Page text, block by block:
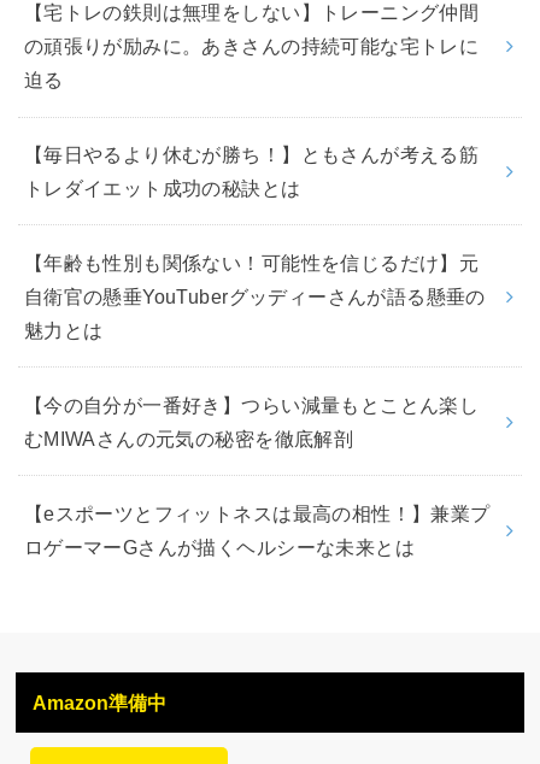
【宅トレの鉄則は無理をしない】トレーニング仲間
の頑張りが励みに。あきさんの持続可能な宅トレに
迫る
【毎日やるより休むが勝ち！】ともさんが考える筋
トレダイエット成功の秘訣とは
【年齢も性別も関係ない！可能性を信じるだけ】元
自衛官の懸垂YouTuberグッディーさんが語る懸垂の
魅力とは
【今の自分が一番好き】つらい減量もとことん楽し
むMIWAさんの元気の秘密を徹底解剖
【eスポーツとフィットネスは最高の相性！】兼業プ
ロゲーマーGさんが描くヘルシーな未来とは
Amazon準備中